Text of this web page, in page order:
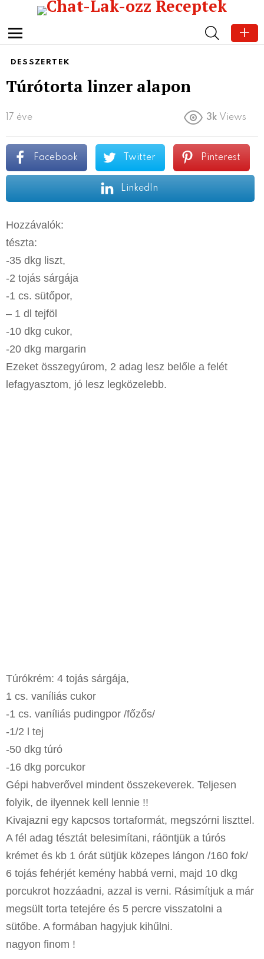
Menu
SEARCH
DESSZERTEK
Túrótorta linzer alapon
17 éve 3k Views
Facebook Twitter Pinterest
LinkedIn
Hozzávalók:
tészta:
-35 dkg liszt,
-2 tojás sárgája
-1 cs. sütőpor,
– 1 dl tejföl
-10 dkg cukor,
-20 dkg margarin
Ezeket összegyúrom, 2 adag lesz belőle a felét
lefagyasztom, jó lesz legközelebb.
Túrókrém: 4 tojás sárgája,
1 cs. vaníliás cukor
-1 cs. vaníliás pudingpor /főzős/
-1/2 l tej
-50 dkg túró
-16 dkg porcukor
Gépi habverővel mindent összekeverek. Teljesen
folyik, de ilyennek kell lennie !!
Kivajazni egy kapcsos tortaformát, megszórni liszttel.
A fél adag tésztát belesimítani, ráöntjük a túrós
krémet és kb 1 órát sütjük közepes lángon /160 fok/
6 tojás fehérjét kemény habbá verni, majd 10 dkg
porcukrot hozzáadni, azzal is verni. Rásimítjuk a már
megsült torta tetejére és 5 percre visszatolni a
sütőbe. A formában hagyjuk kihűlni.
nagyon finom !